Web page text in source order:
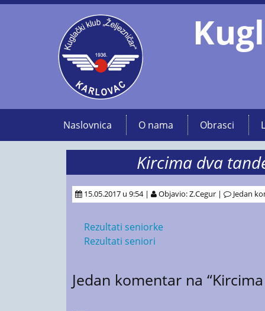
Naslovnica O nama Obrasci
Kircima dva
15.05.2017 u 9:54 | Objavio: Z.Cegur | Jedan
Rezultati seniorke
Rezultati seniori
Jedan komentar na